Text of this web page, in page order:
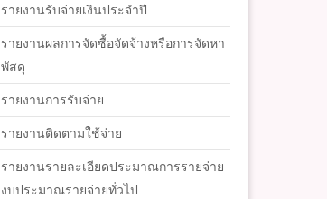
รายงานรับจ่ายเงินประจำปี
รายงานผลการจัดซื้อจัดจ้างหรือการจัดหา
พัสดุ
รายงานการรับจ่าย
รายงานติดตามใช้จ่าย
รายงานรายละเอียดประมาณการรายจ่าย
งบประมาณรายจ่ายทั่วไป